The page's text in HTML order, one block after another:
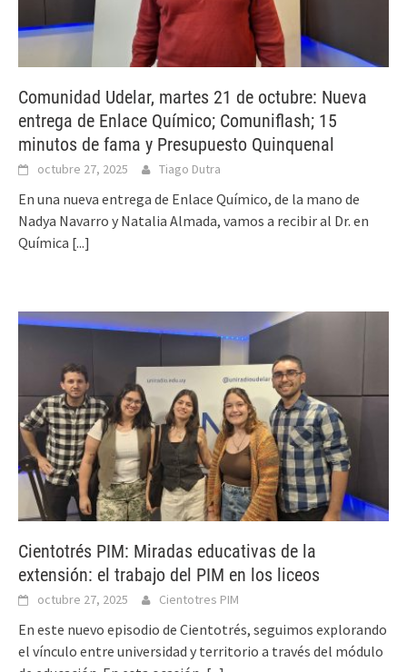
Comunidad Udelar, martes 21 de octubre: Nueva
entrega de Enlace Químico; Comuniflash; 15
minutos de fama y Presupuesto Quinquenal
octubre 27, 2025 Tiago Dutra
En una nueva entrega de Enlace Químico, de la mano de
Nadya Navarro y Natalia Almada, vamos a recibir al Dr. en
Química [...]
Cientotrés PIM: Miradas educativas de la
extensión: el trabajo del PIM en los liceos
octubre 27, 2025 Cientotres PIM
En este nuevo episodio de Cientotrés, seguimos explorando
el vínculo entre universidad y territorio a través del módulo